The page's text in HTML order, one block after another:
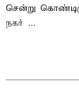
சென்று
நகர் ...